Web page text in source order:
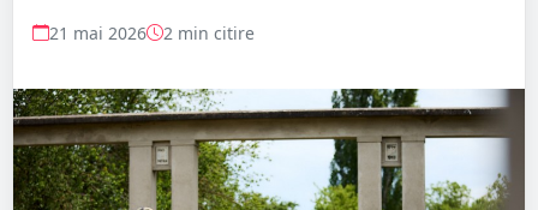
21 mai 2026 2 min citire